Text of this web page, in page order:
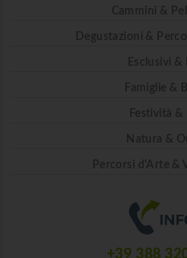
Cammini &
Degustazioni &
Esclusivi &
Famiglie &
Festività &
Natura &
Percorsi d'Arte &
+39 388